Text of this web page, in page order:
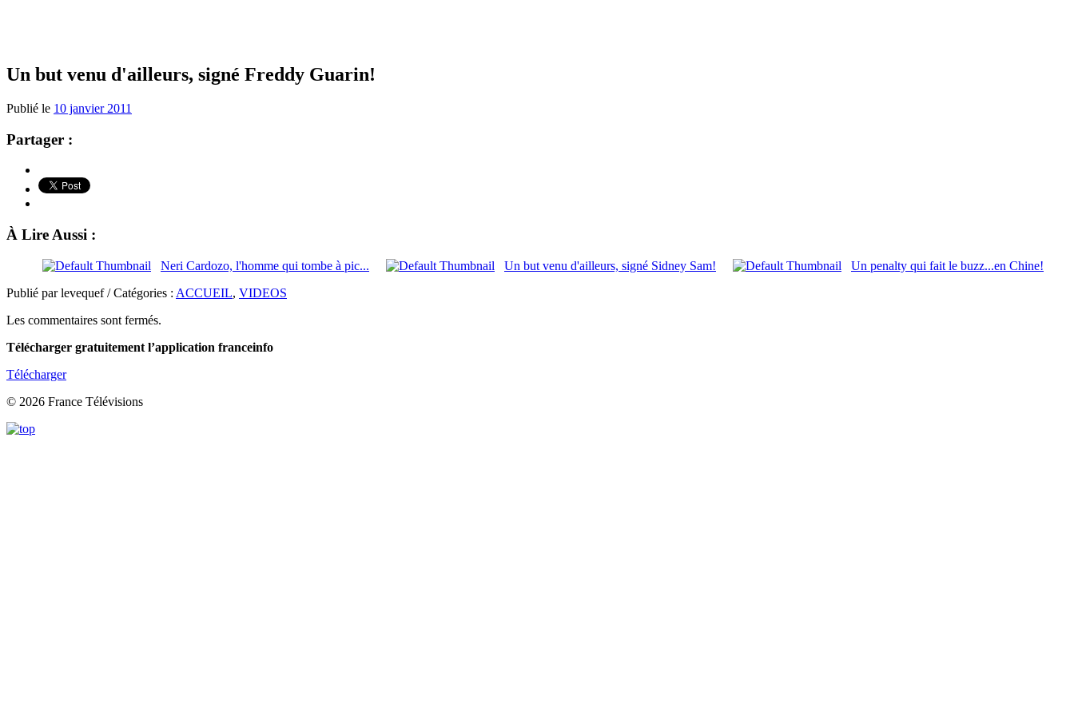
Un but venu d'ailleurs, signé Freddy Guarin!
Publié le 10 janvier 2011
Partager :
À Lire Aussi :
Neri Cardozo, l'homme qui tombe à pic... Un but venu d'ailleurs, signé Sidney Sam!
Un penalty qui fait le buzz...en Chine!
Publié par levequef / Catégories : ACCUEIL, VIDEOS
Les commentaires sont fermés.
Télécharger gratuitement l’application franceinfo
Télécharger
© 2026 France Télévisions